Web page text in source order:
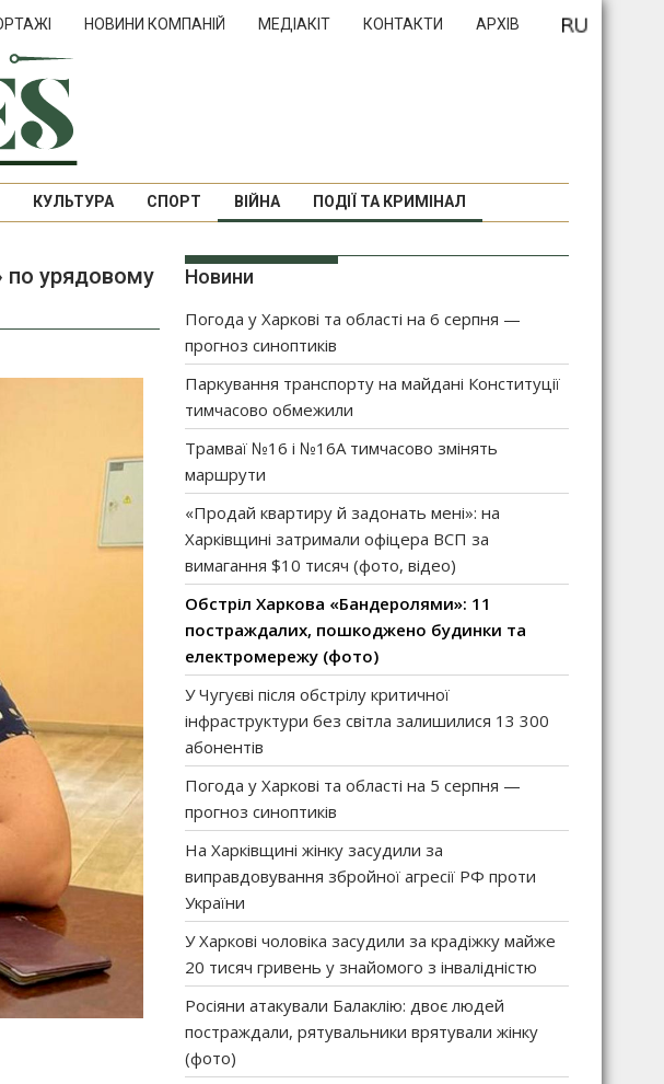
НОВИНИ КОМПАНІЙ МЕДІАКІТ КОНТАКТИ АРХІВ
КУЛЬТУРА СПОРТ ВІЙНА ПОДІЇ ТА КРИМІНАЛ
по урядовому
Новини
Погода у Харкові та області на 6 серпня —
прогноз синоптиків
Паркування транспорту на майдані Конституції
тимчасово обмежили
Трамваї №16 і №16А тимчасово змінять
маршрути
«Продай квартиру й задонать мені»: на
Харківщині затримали офіцера ВСП за
вимагання $10 тисяч (фото, відео)
Обстріл Харкова «Бандеролями»: 11
постраждалих, пошкоджено будинки та
електромережу (фото)
У Чугуєві після обстрілу критичної
інфраструктури без світла залишилися 13 300
абонентів
Погода у Харкові та області на 5 серпня —
прогноз синоптиків
На Харківщині жінку засудили за
виправдовування збройної агресії РФ проти
України
У Харкові чоловіка засудили за крадіжку майже
20 тисяч гривень у знайомого з інвалідністю
Росіяни атакували Балаклію: двоє людей
постраждали, рятувальники врятували жінку
(фото)